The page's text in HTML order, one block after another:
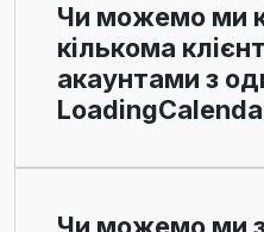
Чи можемо ми
кількома
акаунтами з